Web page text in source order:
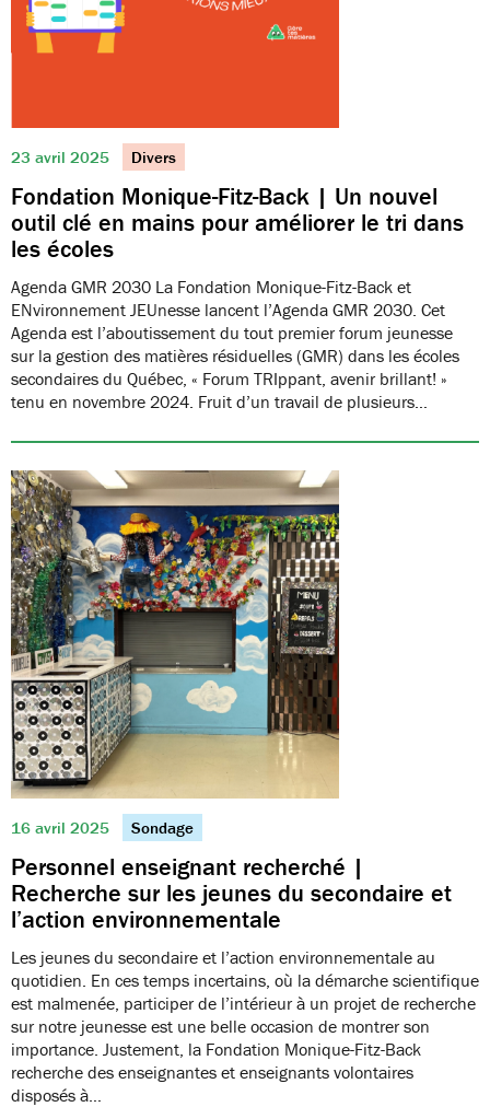
23 avril 2025 Divers
Fondation Monique-Fitz-Back | Un nouvel
outil clé en mains pour améliorer le tri dans
les écoles
Agenda GMR 2030 La Fondation Monique-Fitz-Back et
ENvironnement JEUnesse lancent l’Agenda GMR 2030. Cet
Agenda est l’aboutissement du tout premier forum jeunesse
sur la gestion des matières résiduelles (GMR) dans les écoles
secondaires du Québec, « Forum TRIppant, avenir brillant! »
tenu en novembre 2024. Fruit d’un travail de plusieurs…
16 avril 2025 Sondage
Personnel enseignant recherché |
Recherche sur les jeunes du secondaire et
l’action environnementale
Les jeunes du secondaire et l’action environnementale au
quotidien. En ces temps incertains, où la démarche scientifique
est malmenée, participer de l’intérieur à un projet de recherche
sur notre jeunesse est une belle occasion de montrer son
importance. Justement, la Fondation Monique-Fitz-Back
recherche des enseignantes et enseignants volontaires
disposés à…